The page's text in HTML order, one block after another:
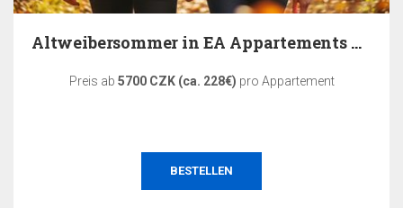
Altweibersommer in EA Appartements Na Filipce
Preis ab 5700 CZK (ca. 228€) pro Appartement
BESTELLEN